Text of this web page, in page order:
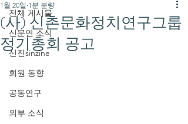
전체 게시물
신문연 소식
신진sinzine
회원 동향
공동연구
외부 소식
(사) 신촌문화정치연구그룹
정기총회 공고
1월 20일 1분 분량